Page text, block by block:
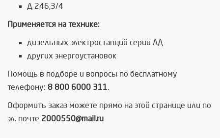
Д 246,3/4
Применяется на технике:
дизельных электростанций серии АД
других энергоустановок
Помощь в подборе и вопросы по бесплатному
телефону: 8 800 6000 311.
Оформить заказ можете прямо на этой странице или по
эл. почте 2000550@mail.ru